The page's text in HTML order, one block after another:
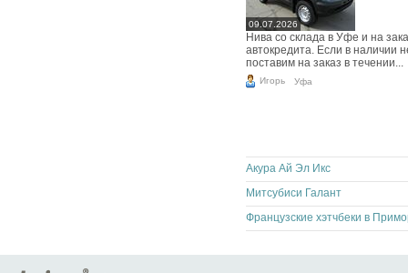
09.07.2026
Нива со склада в Уфе и на
автокредита. Если в наличии
поставим на заказ в течении...
Игорь Уфа
Акура Ай Эл Икс
Митсубиси Галант